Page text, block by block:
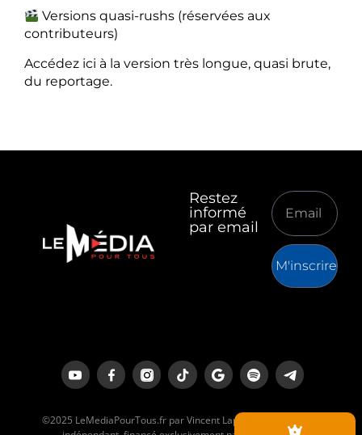
Versions quasi-rushs (réservées aux
contributeurs)
Accédez ici à la version très longue, quasi brute,
du reportage.
Restez
informé
par email
M'inscrire
©2025 LeMediaPourTous.fr par Vincent Lapierre est un média